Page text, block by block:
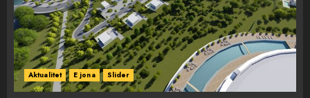
Aktualitet E jona Slider